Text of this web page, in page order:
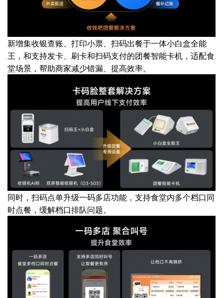
新增集收银查账、打印小票、扫码出餐于一体小白盒全能
王，和支持发卡、刷卡和扫码支付的团餐智能卡机，适配食
堂场景，帮助商家减少错漏、提高效率。
同时，扫码点单升级一码多店功能，支持食堂内多个档口同
时点餐，缓解档口排队问题。